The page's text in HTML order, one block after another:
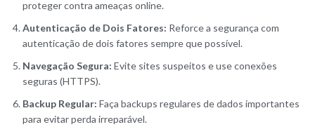
proteger contra ameaças online.
Autenticação de Dois Fatores: Reforce a segurança com
autenticação de dois fatores sempre que possível.
Navegação Segura: Evite sites suspeitos e use conexões
seguras (HTTPS).
Backup Regular: Faça backups regulares de dados importantes
para evitar perda irreparável.